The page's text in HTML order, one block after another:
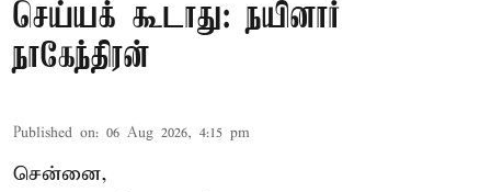
செய்யக் கூடாது: நயினார்
நாகேந்திரன்
Published on: 06 Aug 2026, 4:15 pm
சென்னை,